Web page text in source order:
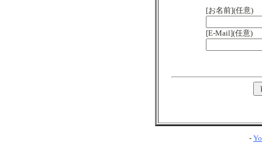
[お名前](任意)
[E-Mail](任意)
-